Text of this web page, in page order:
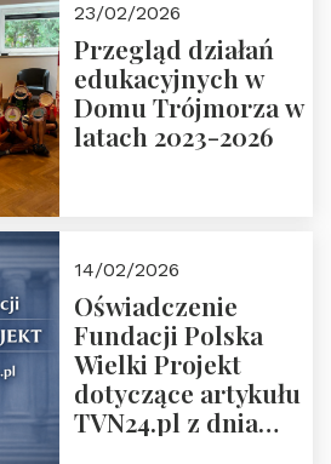
Rozmawiają red.
Grzegorz Górny i
prof. Michał
Łuczewski
23/02/2026
Przegląd działań
edukacyjnych w
Domu Trójmorza w
latach 2023-2026
14/02/2026
Oświadczenie
Fundacji Polska
Wielki Projekt
dotyczące artykułu
TVN24.pl z dnia